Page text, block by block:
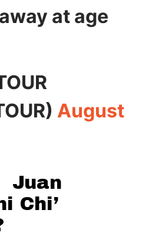
at age
August
Juan
Chi’